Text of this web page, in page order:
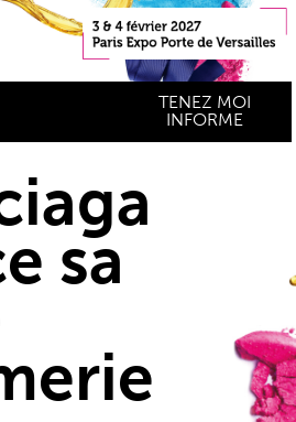
TENEZ MOI
INFORME
sa